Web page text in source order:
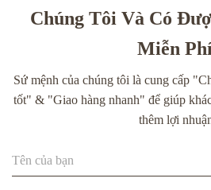
Móc J bằng giấy bìa bền vững, phân
trưng bày tất, mũ, găng tay
Móc treo quần áo kiểu kẹp tùy
trưng bày quần áo thân thiện với
in logo, móc treo quần áo trẻ em
Chúng Tôi Và Có
Miễn
Sứ mệnh của chúng tôi là cung cấp
tốt" & "Giao hàng nhanh" để giúp
thêm lợi